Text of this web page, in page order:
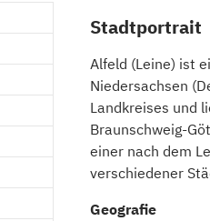
Stadtportrait
Alfeld (Leine) ist
Niedersachsen
Landkreises und
Braunschweig-
einer nach dem
verschiedener
Geografie